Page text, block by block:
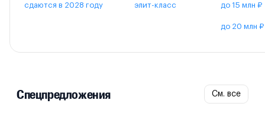
сдаются в 2028 году элит-класс до 15 млн ₽
до 20 млн ₽
Спецпредложения См. все